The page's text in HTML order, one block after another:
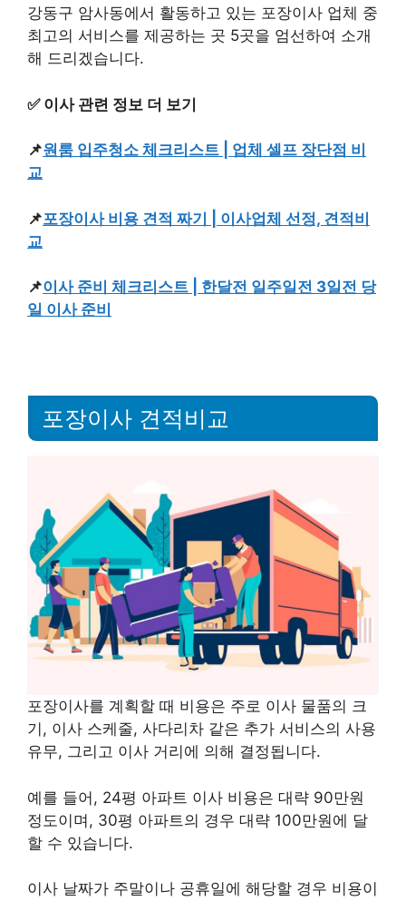
강동구 암사동에서 활동하고 있는 포장이사 업체 중
최고의 서비스를 제공하는 곳 5곳을 엄선하여 소개
해 드리겠습니다.
✅ 이사 관련 정보 더 보기
📌원룸 입주청소 체크리스트 | 업체 셀프 장단점 비
교
📌포장이사 비용 견적 짜기 | 이사업체 선정, 견적비
교
📌이사 준비 체크리스트 | 한달전 일주일전 3일전 당
일 이사 준비
포장이사 견적비교
포장이사를 계획할 때 비용은 주로 이사 물품의 크
기, 이사 스케줄, 사다리차 같은 추가 서비스의 사용
유무, 그리고 이사 거리에 의해 결정됩니다.
예를 들어, 24평 아파트 이사 비용은 대략 90만원
정도이며, 30평 아파트의 경우 대략 100만원에 달
할 수 있습니다.
이사 날짜가 주말이나 공휴일에 해당할 경우 비용이